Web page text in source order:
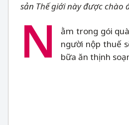
sản Thế giới nàyđược chào
N ằm trong gói
người nộp thuế
bữa ăn thịnh